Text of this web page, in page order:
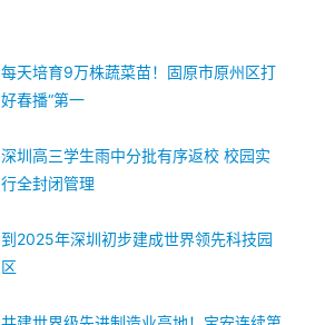
每天培育9万株蔬菜苗！固原市原州区打
好春播“第一
深圳高三学生雨中分批有序返校 校园实
行全封闭管理
到2025年深圳初步建成世界领先科技园
区